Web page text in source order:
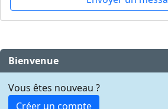
Bienvenue
Vous êtes nouveau ?
Créer un compte